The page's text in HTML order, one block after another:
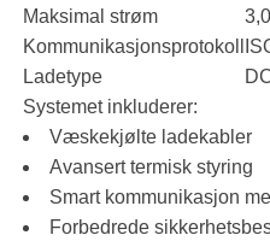
Maksimal strøm
Kommunikasjonsprotokoll
Ladetype
Systemet inkluderer:
Væskekjølte ladekabler
Avansert termisk styring
Smart kommunikasjon
Forbedrede